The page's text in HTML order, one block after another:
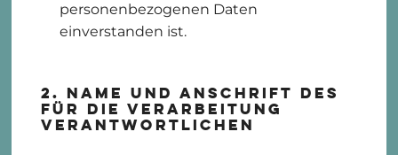
personenbezogenen Daten
einverstanden ist.
2. Name und Anschrift des
für die Verarbeitung
Verantwortlichen